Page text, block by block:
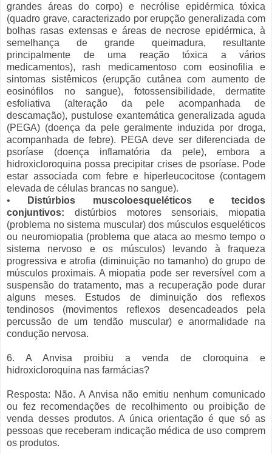
grandes áreas do corpo) e necrólise epidérmica tóxica
(quadro grave, caracterizado por erupção generalizada com
bolhas rasas extensas e áreas de necrose epidérmica, à
semelhança de grande queimadura, resultante
principalmente de uma reação tóxica a vários
medicamentos), rash medicamentoso com eosinofilia e
sintomas sistêmicos (erupção cutânea com aumento de
eosinófilos no sangue), fotossensibilidade, dermatite
esfoliativa (alteração da pele acompanhada de
descamação), pustulose exantemática generalizada aguda
(PEGA) (doença da pele geralmente induzida por droga,
acompanhada de febre). PEGA deve ser diferenciada de
psoríase (doença inflamatória da pele), embora a
hidroxicloroquina possa precipitar crises de psoríase. Pode
estar associada com febre e hiperleucocitose (contagem
elevada de células brancas no sangue).
•
Distúrbios muscoloesqueléticos e tecidos
conjuntivos: distúrbios motores sensoriais, miopatia
(problema no sistema muscular) dos músculos esqueléticos
ou neuromiopatia (problema que ataca ao mesmo tempo o
sistema nervoso e os músculos) levando à fraqueza
progressiva e atrofia (diminuição no tamanho) do grupo de
músculos proximais. A miopatia pode ser reversível com a
suspensão do tratamento, mas a recuperação pode durar
alguns meses. Estudos de diminuição dos reflexos
tendinosos (movimentos reflexos desencadeados pela
percussão de um tendão muscular) e anormalidade na
condução nervosa.
6. A Anvisa proibiu a venda de cloroquina e
hidroxicloroquina nas farmácias?
Resposta: Não. A Anvisa não emitiu nenhum comunicado
ou fez recomendações de recolhimento ou proibição de
venda desses produtos. A única orientação é que só as
pessoas que receberam indicação médica de uso comprem
os produtos.